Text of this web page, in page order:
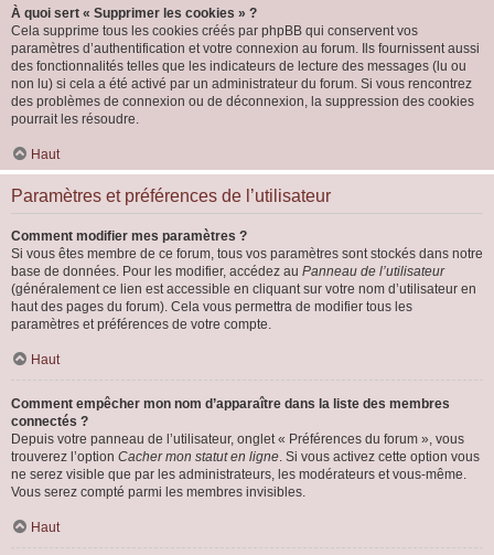
À quoi sert « Supprimer les cookies » ?
Cela supprime tous les cookies créés par phpBB qui conservent vos
paramètres d’authentification et votre connexion au forum. Ils fournissent aussi
des fonctionnalités telles que les indicateurs de lecture des messages (lu ou
non lu) si cela a été activé par un administrateur du forum. Si vous rencontrez
des problèmes de connexion ou de déconnexion, la suppression des cookies
pourrait les résoudre.
Haut
Paramètres et préférences de l’utilisateur
Comment modifier mes paramètres ?
Si vous êtes membre de ce forum, tous vos paramètres sont stockés dans notre
base de données. Pour les modifier, accédez au Panneau de l’utilisateur
(généralement ce lien est accessible en cliquant sur votre nom d’utilisateur en
haut des pages du forum). Cela vous permettra de modifier tous les
paramètres et préférences de votre compte.
Haut
Comment empêcher mon nom d’apparaître dans la liste des membres
connectés ?
Depuis votre panneau de l’utilisateur, onglet « Préférences du forum », vous
trouverez l’option Cacher mon statut en ligne. Si vous activez cette option vous
ne serez visible que par les administrateurs, les modérateurs et vous-même.
Vous serez compté parmi les membres invisibles.
Haut